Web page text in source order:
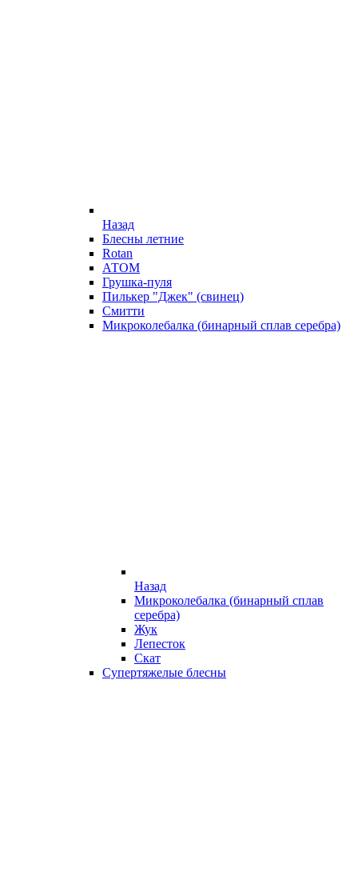
Назад
Блесны летние
Rotan
АТОМ
Грушка-пуля
Пилькер "Джек" (свинец)
Смитти
Микроколебалка (бинарный сплав серебра)
Назад
Микроколебалка (бинарный сплав
серебра)
Жук
Лепесток
Скат
Супертяжелые блесны